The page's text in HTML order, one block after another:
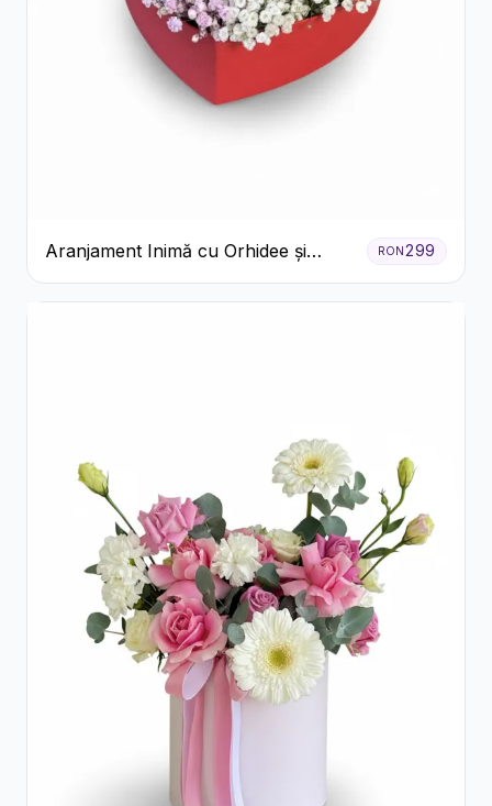
Aranjament Inimă cu Orhidee și
Floarea Miresei
RON299